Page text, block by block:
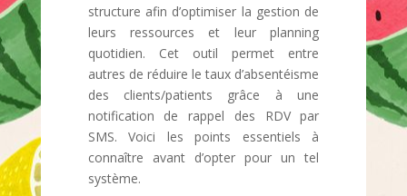
structure afin d’optimiser la gestion de
leurs ressources et leur planning
quotidien. Cet outil permet entre
autres de réduire le taux d’absentéisme
des clients/patients grâce à une
notification de rappel des RDV par
SMS. Voici les points essentiels à
connaître avant d’opter pour un tel
système.